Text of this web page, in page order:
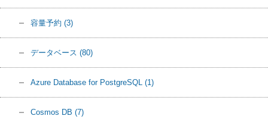
容量予約 (3)
データベース (80)
Azure Database for PostgreSQL (1)
Cosmos DB (7)